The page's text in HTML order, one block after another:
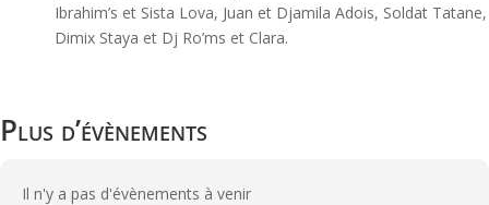
Ibrahim’s et Sista Lova, Juan et Djamila Adois, Soldat Tatane,
Dimix Staya et Dj Ro’ms et Clara.
Plus d’évènements
Il n'y a pas d'évènements à venir